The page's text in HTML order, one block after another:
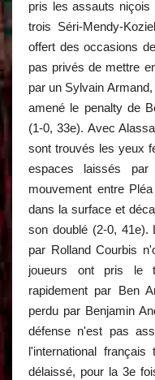
pris les assauts niçois
trois Séri-Mendy-
offert des occasions
pas privés de mettre
par un Sylvain
amené le penalty de
(1-0, 33e). Avec
sont trouvés les yeux
espaces laissés
mouvement entre
dans la surface et
son doublé (2-0, 41e).
par Rolland Courbis
joueurs ont pris le
rapidement par Ben
perdu par Benjamin
défense n'est pas
l'international
délaissé, pour la 3e